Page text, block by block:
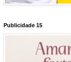
Publicidade 15